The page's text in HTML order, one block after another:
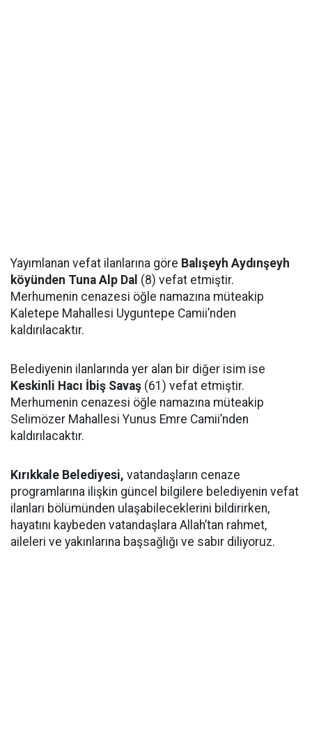
Yayımlanan vefat ilanlarına göre Balışeyh Aydınşeyh
köyünden Tuna Alp Dal (8) vefat etmiştir.
Merhumenin cenazesi öğle namazına müteakip
Kaletepe Mahallesi Uyguntepe Camii’nden
kaldırılacaktır.
Belediyenin ilanlarında yer alan bir diğer isim ise
Keskinli Hacı İbiş Savaş (61) vefat etmiştir.
Merhumenin cenazesi öğle namazına müteakip
Selimözer Mahallesi Yunus Emre Camii’nden
kaldırılacaktır.
Kırıkkale Belediyesi, vatandaşların cenaze
programlarına ilişkin güncel bilgilere belediyenin vefat
ilanları bölümünden ulaşabileceklerini bildirirken,
hayatını kaybeden vatandaşlara Allah’tan rahmet,
aileleri ve yakınlarına başsağlığı ve sabır diliyoruz.